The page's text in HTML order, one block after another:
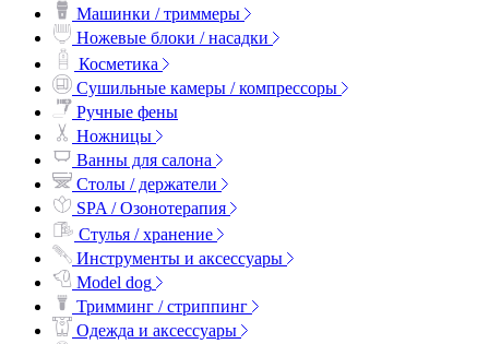
Машинки / триммеры
Ножевые блоки / насадки
Косметика
Сушильные камеры / компрессоры
Ручные фены
Ножницы
Ванны для салона
Столы / держатели
SPA / Озонотерапия
Стулья / хранение
Инструменты и аксессуары
Model dog
Тримминг / стриппинг
Одежда и аксессуары